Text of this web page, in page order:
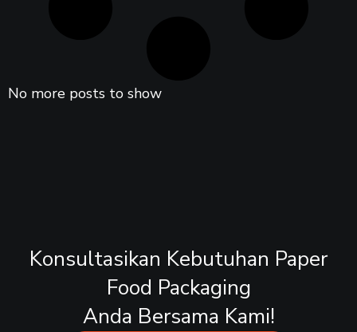
No more posts to show
Konsultasikan Kebutuhan Paper
Food Packaging
Anda Bersama Kami!